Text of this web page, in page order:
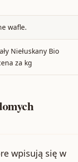
wafle.
Niełuskany Bio
za kg
wpisują się w